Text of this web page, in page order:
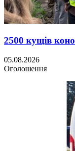
2500 кущів
05.08.2026
Оголошення